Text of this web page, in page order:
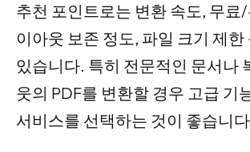
추천 포인트로는 변환 속도, 무료
이아웃 보존 정도, 파일 크기 제한
있습니다. 특히 전문적인 문서나
웃의 PDF를 변환할 경우 고급 기
서비스를 선택하는 것이 좋습니